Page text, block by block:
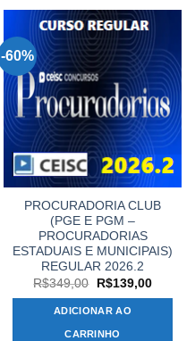
-60%
PROCURADORIA CLUB
(PGE E PGM –
PROCURADORIAS
ESTADUAIS E MUNICIPAIS)
REGULAR 2026.2
R$349,00
O
original
era:
R$349,00.
R$139,00O
ADICIONAR AO
CARRINHO